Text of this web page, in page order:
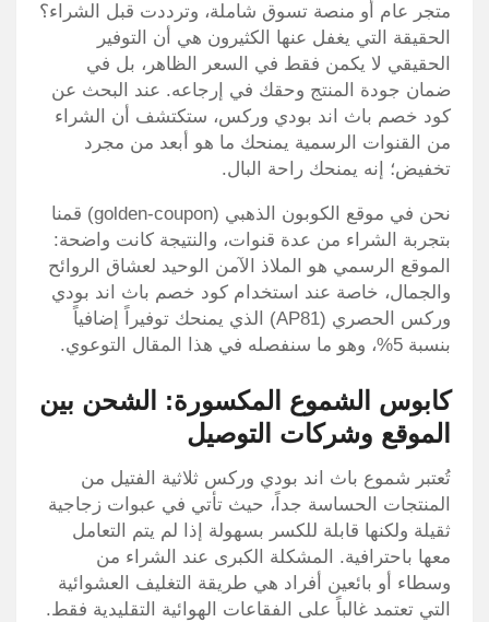
متجر عام أو منصة تسوق شاملة، وترددت قبل الشراء؟
الحقيقة التي يغفل عنها الكثيرون هي أن التوفير
الحقيقي لا يكمن فقط في السعر الظاهر، بل في
ضمان جودة المنتج وحقك في إرجاعه. عند البحث عن
كود خصم باث اند بودي وركس، ستكتشف أن الشراء
من القنوات الرسمية يمنحك ما هو أبعد من مجرد
تخفيض؛ إنه يمنحك راحة البال.
نحن في موقع الكوبون الذهبي (golden-coupon) قمنا
بتجربة الشراء من عدة قنوات، والنتيجة كانت واضحة:
الموقع الرسمي هو الملاذ الآمن الوحيد لعشاق الروائح
والجمال، خاصة عند استخدام كود خصم باث اند بودي
وركس الحصري (AP81) الذي يمنحك توفيراً إضافياً
بنسبة 5%، وهو ما سنفصله في هذا المقال التوعوي.
كابوس الشموع المكسورة: الشحن بين
الموقع وشركات التوصيل
تُعتبر شموع باث اند بودي وركس ثلاثية الفتيل من
المنتجات الحساسة جداً، حيث تأتي في عبوات زجاجية
ثقيلة ولكنها قابلة للكسر بسهولة إذا لم يتم التعامل
معها باحترافية. المشكلة الكبرى عند الشراء من
وسطاء أو بائعين أفراد هي طريقة التغليف العشوائية
التي تعتمد غالباً على الفقاعات الهوائية التقليدية فقط.